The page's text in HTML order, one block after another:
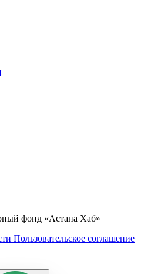
фонд «Астана Хаб»
Пользовательское соглашение